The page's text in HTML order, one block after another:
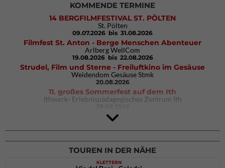
KOMMENDE TERMINE
14 BERGFILMFESTIVAL ST. PÖLTEN
St. Pölten
09.07.2026 bis 31.08.2026
Filmfest St. Anton - Berge Menschen Abenteuer
Arlberg WellCom
19.08.2026 bis 22.08.2026
Strudel, Film und Sterne - Freiluftkino im Gesäuse
Weidendom Gesäuse Stmk
20.08.2026
11. großes Sommerfest auf dem Ith
Ithwerk- Erlebnispädagogisches Zentrum Ith
4Blocs KIDS 2026
DAV Kletter- & Boulderzentrum München Süd (Thalkirchen)
26.09.2026
TOUREN IN DER NÄHE
KLETTERN